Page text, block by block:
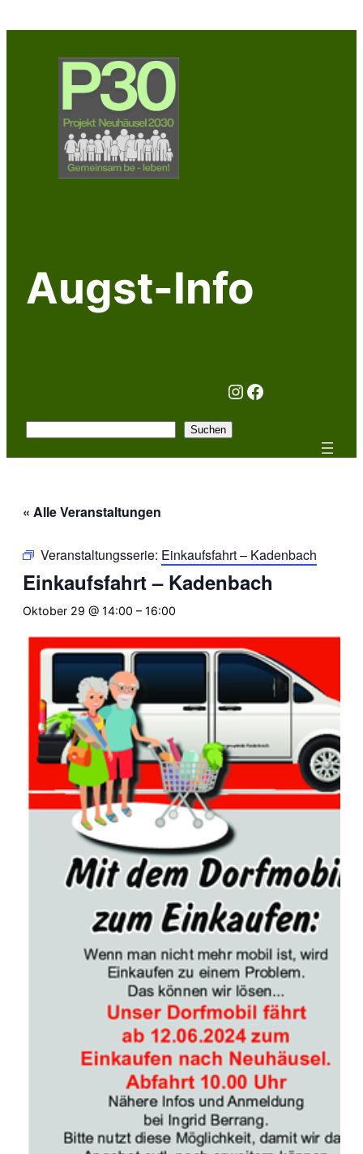
Augst-Info
Instagram
Facebook
Suchen
« Alle Veranstaltungen
Veranstaltungsserie: Einkaufsfahrt – Kadenbach
Einkaufsfahrt – Kadenbach
Oktober 29 @ 14:00 – 16:00